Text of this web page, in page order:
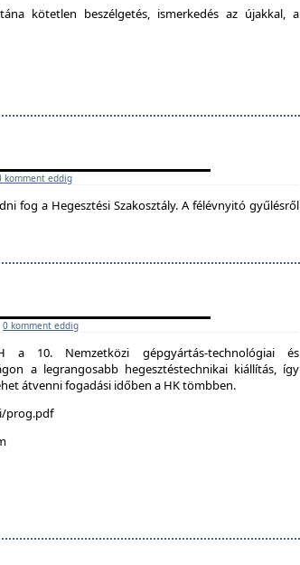
kötetlen beszélgetés, ismerkedés az újakkal, a
komment eddig
fog a Hegesztési Szakosztály. A félévnyitó gyűlésről
0 komment eddig
a 10. Nemzetközi gépgyártás-technológiai és
a legrangosabb hegesztéstechnikai kiállítás, így
átvenni fogadási időben a HK tömbben.
prog.pdf